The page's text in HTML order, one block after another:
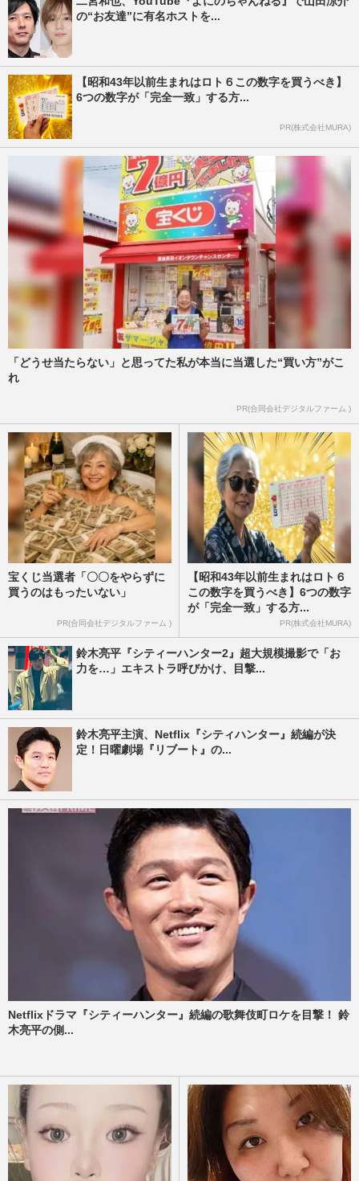
の“お友達”に有名ホストを...
【昭和43年以前生まれはロト６この数字を買うべき】
6つの数字が「完全一致」する方...
PR(株式会社MURA)
「どうせ当たらない」と思ってた私が本当に当選した“買い方”がこ
れ
PR(合同会社デジタルファーム )
宝くじ当選者「〇〇をやらずに
買うのはもったいない」
PR(合同会社デジタルファーム )
【昭和43年以前生まれはロト６
この数字を買うべき】6つの数字
が「完全一致」する方...
PR(株式会社MURA)
鈴木亮平『シティーハンター2』超大規模撮影で「お
力を…」エキストラ呼びかけ、目撃...
鈴木亮平主演、Netflix『シティハンター』続編が決
定！日曜劇場『リブート』の...
Netflixドラマ『シティーハンター』続編の歌舞伎町ロケを目撃！ 鈴
木亮平の側...